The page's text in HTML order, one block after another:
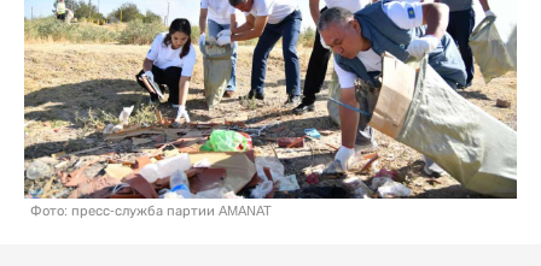
Фото: пресс-служба партии AMANAT